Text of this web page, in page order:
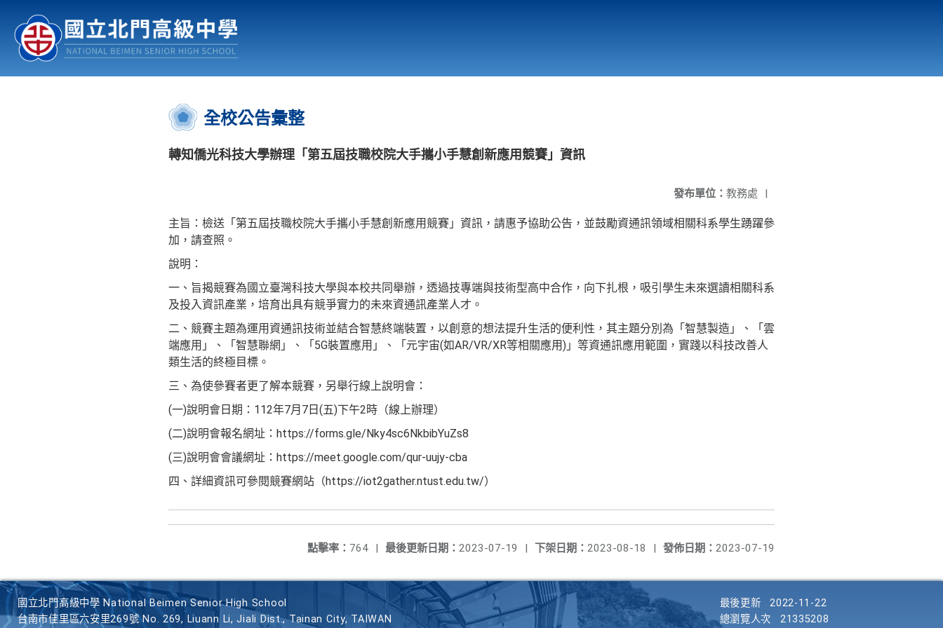
認識北中 行事曆
:::
全校公告彙整
轉知僑光科技大學辦理「第五屆技職校院大手攜小手慧創新應用競賽」資訊
發布單位： 教務處 |
主旨：檢送「第五屆技職校院大手攜小手慧創新應用競賽」資訊，請惠予協助公告，並鼓勵資通訊領域相關科系學生踴躍參
加，請查照。
說明：
一、旨揭競賽為國立臺灣科技大學與本校共同舉辦，透過技專端與技術型高中合作，向下扎根，吸引學生未來選讀相關科系
及投入資訊產業，培育出具有競爭實力的未來資通訊產業人才。
二、競賽主題為運用資通訊技術並結合智慧終端裝置，以創意的想法提升生活的便利性，其主題分別為「智慧製造」、「雲
端應用」、「智慧聯網」、「5G裝置應用」、「元宇宙(如AR/VR/XR等相關應用)」等資通訊應用範圍，實踐以科技改善人
類生活的終極目標。
三、為使參賽者更了解本競賽，另舉行線上說明會：
(一)說明會日期：112年7月7日(五)下午2時（線上辦理）
(二)說明會報名網址：https://forms.gle/Nky4sc6NkbibYuZs8
(三)說明會會議網址：https://meet.google.com/qur-uujy-cba
四、詳細資訊可參閱競賽網站（https://iot2gather.ntust.edu.tw/）
發佈日期： 2023-07-19
下架日期： 2023-08-18 |
最後更新日期： 2023-07-19 |
點擊率： 764 |
國立北門高級中學 National Beimen Senior High School
台南市佳里區六安里269號 No. 269, Liuann Li, Jiali Dist., Tainan City, TAIWAN
最後更新
2022-11-22
總瀏覽人次
21335208